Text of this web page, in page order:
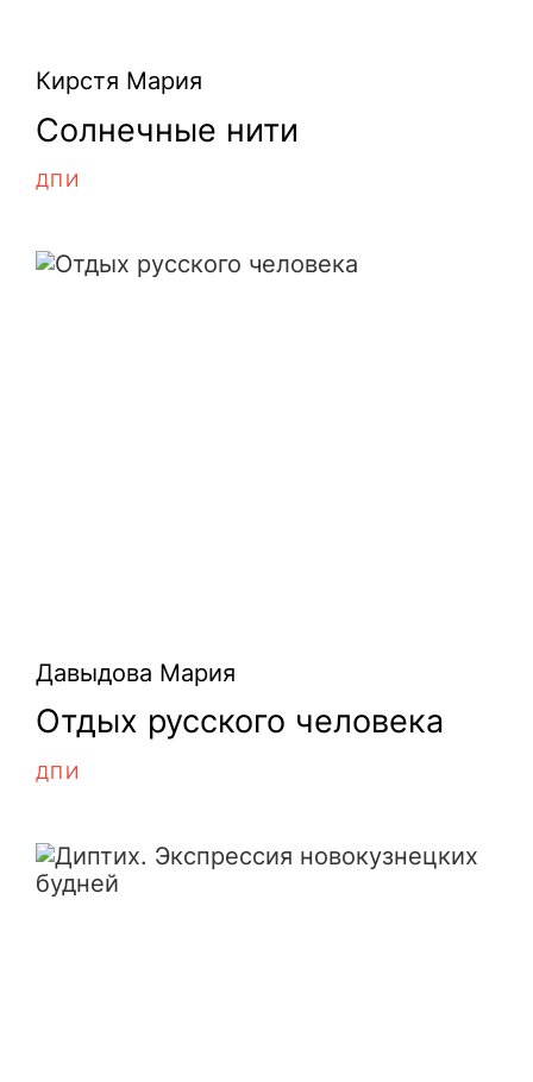
Кирстя Мария
Солнечные нити
ДПИ
Отдых русского человека
Давыдова Мария
Отдых русского человека
ДПИ
Диптих. Экспрессия новокузнецких